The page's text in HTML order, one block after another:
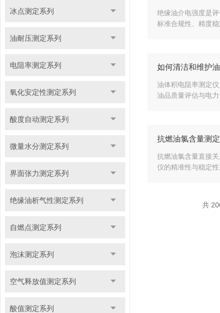
冰点测定系列
油耐压测定系列
电阻率测定系列
氧化安定性测定系列
酸度自动测定系列
微量水分测定系列
界面张力测定系列
绝缘油析气性测定系列
自燃点测定系列
泡沫测定系列
空气释放值测定系列
酸值测定系列
绝缘油介电强度是
标准合规性、精度
如何清洁和维护
油体积电阻率测定
油品质量评估与电
抗燃油氯含量测
抗燃油氯含量直接
仪的精准性与稳定
共